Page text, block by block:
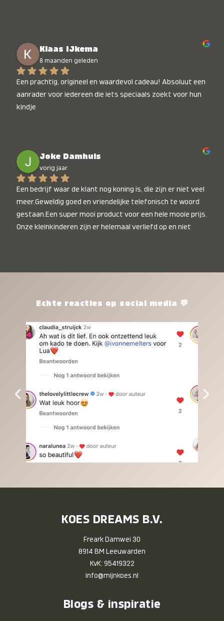
Klaas IJkema
8 maanden geleden
Een prachtig, origineel en waardevol cadeau! Absoluut een
aanrader voor iedereen die iets speciaals zoekt voor hun
kindje
Joke Damhuis
vorig jaar
Een bedrijf waar de klant nog koning is, die zijn er niet veel
meer.Geweldig goed en vriendelijke telefonisch te woord
gestaan.Een super mooi product voor een hele mooie prijs.
Onze kleinkinderen zijn er helemaal verliefd op en niet
het waard.Echte reacties op social media 💬
‹ ›
KOES DREAMS B.V.
Freark Damwei 30
8914 BM Leeuwarden
KvK: 95419322
info@mijnkoes.nl
Blogs & inspiratie